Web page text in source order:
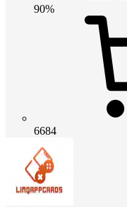
90%
6684